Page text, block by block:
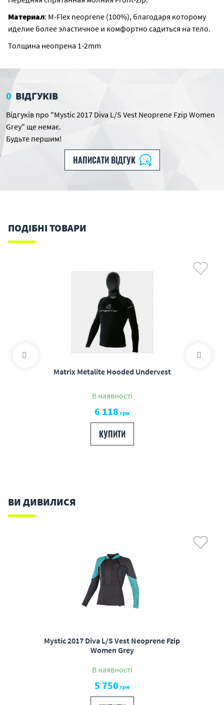
Материал: M-Flex neoprene (100%), благодаря которому
иделие более эластичное и комфортно садиться на тело.
Толщина неопрена 1-2mm
0 ВІДГУКІВ
Відгуків про "Mystic 2017 Diva L/S Vest Neoprene Fzip Women
Grey" ще немає.
Будьте першим!
НАПИСАТИ ВІДГУК
ПОДІБНІ ТОВАРИ
Matrix Metalite Hooded Undervest
В наявності
6 118 грн
КУПИТИ
ВИ ДИВИЛИСЯ
Mystic 2017 Diva L/S Vest Neoprene Fzip
Women Grey
В наявності
5 750 грн